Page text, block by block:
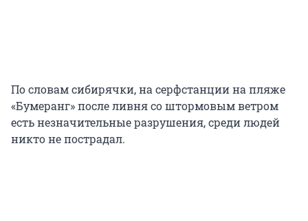
По словам сибирячки, на серфстанции на пляже
«Бумеранг» после ливня со штормовым ветром
есть незначительные разрушения, среди людей
никто не пострадал.